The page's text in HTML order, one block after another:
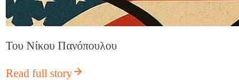
Του Νίκου Πανόπουλου
Read full story